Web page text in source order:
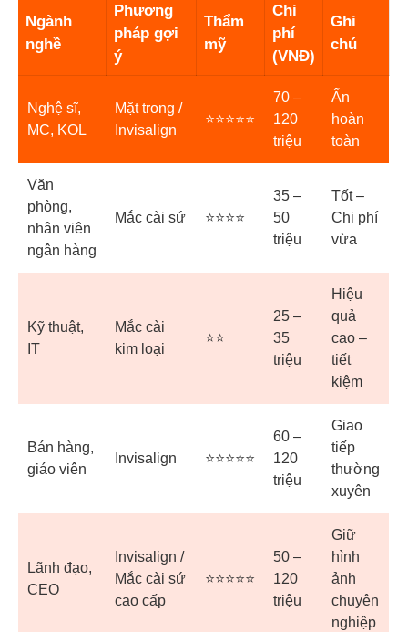
Ngành
nghề
Phương
pháp gợi
ý
Thẩm
mỹ
Chi
phí
(VNĐ)
Ghi
chú
Nghệ sĩ,
MC, KOL
Mặt trong /
Invisalign
⭐⭐⭐⭐⭐
70 –
120
triệu
Ẩn
hoàn
toàn
Văn
phòng,
nhân viên
ngân hàng
Mắc cài sứ ⭐⭐⭐⭐
35 –
50
triệu
Tốt –
Chi phí
vừa
Kỹ thuật,
IT
Mắc cài
kim loại
⭐⭐
25 –
35
triệu
Hiệu
quả
cao –
tiết
kiệm
Bán hàng,
giáo viên
Invisalign ⭐⭐⭐⭐⭐
60 –
120
triệu
Giao
tiếp
thường
xuyên
Lãnh đạo,
CEO
Invisalign /
Mắc cài sứ
cao cấp
⭐⭐⭐⭐⭐
50 –
120
triệu
Giữ
hình
ảnh
chuyên
nghiệp